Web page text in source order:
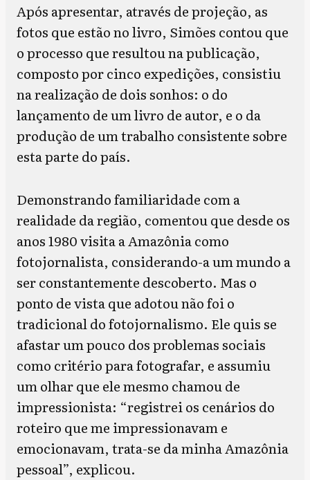
Após apresentar, através de projeção, as
fotos que estão no livro, Simões contou que
o processo que resultou na publicação,
composto por cinco expedições, consistiu
na realização de dois sonhos: o do
lançamento de um livro de autor, e o da
produção de um trabalho consistente sobre
esta parte do país.
Demonstrando familiaridade com a
realidade da região, comentou que desde os
anos 1980 visita a Amazônia como
fotojornalista, considerando-a um mundo a
ser constantemente descoberto. Mas o
ponto de vista que adotou não foi o
tradicional do fotojornalismo. Ele quis se
afastar um pouco dos problemas sociais
como critério para fotografar, e assumiu
um olhar que ele mesmo chamou de
impressionista: “registrei os cenários do
roteiro que me impressionavam e
emocionavam, trata-se da minha Amazônia
pessoal”, explicou.